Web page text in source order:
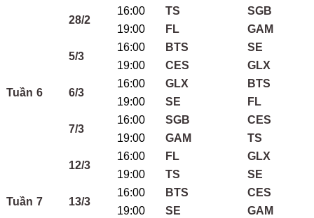
28/2
16:00 TS
SGB
19:00
FL GAM
Tuần 6
5/3
16:00 BTS
SE
19:00
CES GLX
6/3
16:00 GLX
BTS
19:00
SE FL
7/3
16:00 SGB
CES
19:00
GAM TS
Tuần 7
12/3
16:00 FL
GLX
19:00
TS SE
13/3
16:00 BTS
CES
19:00
SE GAM